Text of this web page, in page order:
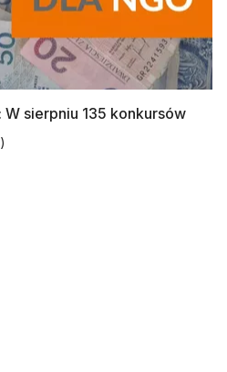
W sierpniu 135 konkursów